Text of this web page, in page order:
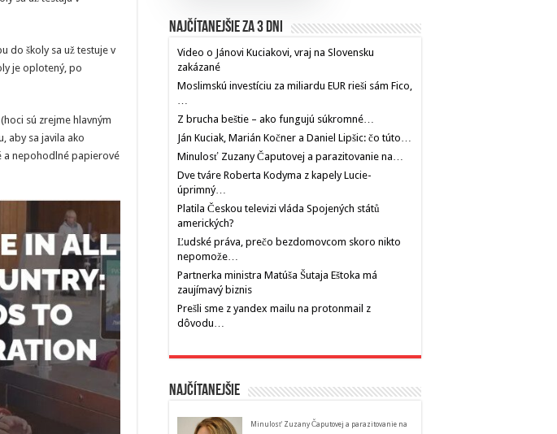
do školy sa už testuje v
je oplotený, po
sú zrejme hlavným
aby sa javila ako
a nepohodlné papierové
Najčítanejšie za 3 dni
Video o Jánovi Kuciakovi, vraj na Slovensku
zakázané
Moslimskú investíciu za miliardu EUR rieši sám Fico,
…
Z brucha beštie – ako fungujú súkromné…
Ján Kuciak, Marián Kočner a Daniel Lipšic: čo túto…
Minulosť Zuzany Čaputovej a parazitovanie na…
Dve tváre Roberta Kodyma z kapely Lucie-
úprimný…
Platila Českou televizi vláda Spojených států
amerických?
Ľudské práva, prečo bezdomovcom skoro nikto
nepomože…
Partnerka ministra Matúša Šutaja Eštoka má
zaujímavý biznis
Prešli sme z yandex mailu na protonmail z
dôvodu…
Najčítanejšie
Minulosť Zuzany Čaputovej a parazitovanie na